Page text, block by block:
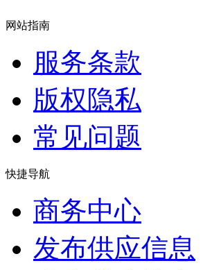
网站指南
服务条款
版权隐私
常见问题
快捷导航
商务中心
发布供应信息